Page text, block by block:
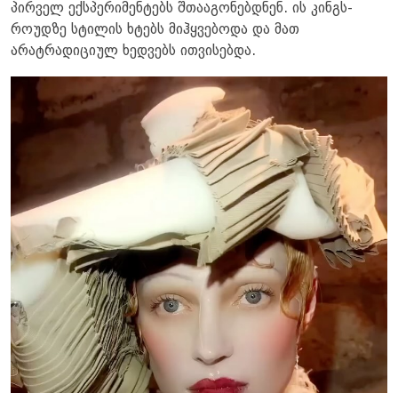
პირველ ექსპერიმენტებს შთააგონებდნენ. ის კინგს-
როუდზე სტილის ხტებს მიჰყვებოდა და მათ
არატრადიციულ ხედვებს ითვისებდა.